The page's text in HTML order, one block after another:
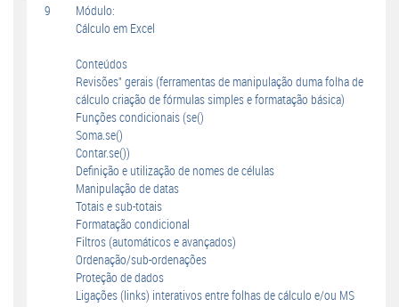
9
Módulo:
Cálculo em Excel
Conteúdos
Revisões" gerais (ferramentas de manipulação duma folha de
cálculo criação de fórmulas simples e formatação básica)
Funções condicionais (se()
Soma.se()
Contar.se())
Definição e utilização de nomes de células
Manipulação de datas
Totais e sub-totais
Formatação condicional
Filtros (automáticos e avançados)
Ordenação/sub-ordenações
Proteção de dados
Ligações (links) interativos entre folhas de cálculo e/ou MS